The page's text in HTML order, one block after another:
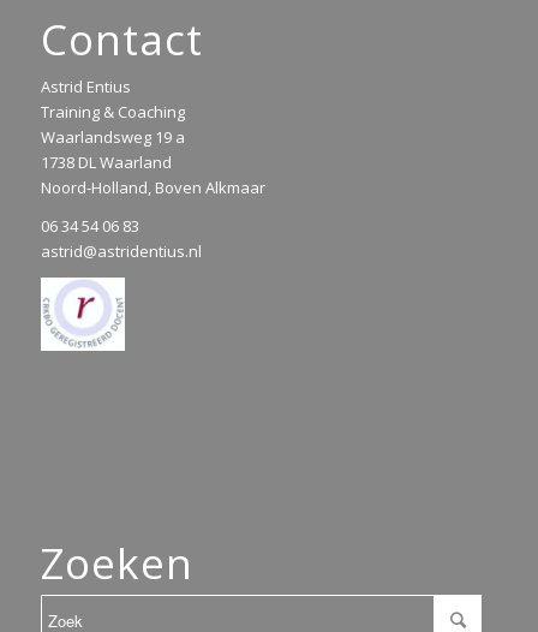
Contact
Astrid Entius
Training & Coaching
Waarlandsweg 19 a
1738 DL Waarland
Noord-Holland, Boven Alkmaar
06 34 54 06 83
astrid@astridentius.nl
Zoeken